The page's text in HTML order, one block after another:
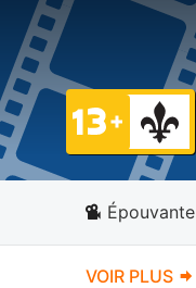
Épouvante
VOIR PLUS